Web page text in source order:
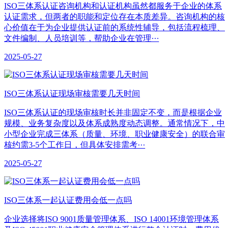
ISO三体系认证咨询机构和认证机构虽然都服务于企业的体系
认证需求，但两者的职能和定位存在本质差异。咨询机构的核
心价值在于为企业提供认证前的系统性辅导，包括流程梳理、
文件编制、人员培训等，帮助企业在管理···
2025-05-27
ISO三体系认证现场审核需要几天时间
ISO三体系认证的现场审核时长并非固定不变，而是根据企业
规模、业务复杂度以及体系成熟度动态调整。通常情况下，中
小型企业完成三体系（质量、环境、职业健康安全）的联合审
核约需3-5个工作日，但具体安排需考···
2025-05-27
ISO三体系一起认证费用会低一点吗
企业选择将ISO 9001质量管理体系、ISO 14001环境管理体系